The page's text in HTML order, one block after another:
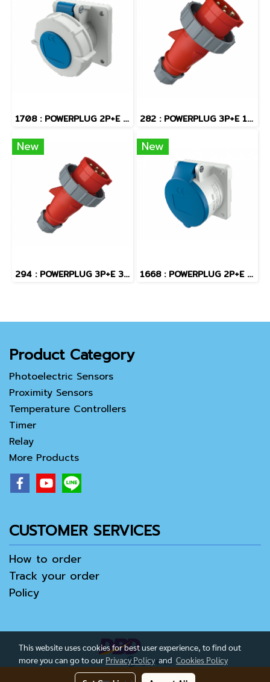
1708 : POWERPLUG 2P+E 16A230Vเมียฝัง(IP67) 282 : POWERPLUG 3P+E 16A400Vผู้(IP67)
New
294 : POWERPLUG 3P+E 32A400Vผู้(IP67)
New
1668 : POWERPLUG 2P+E 16A230Vเมียฝัง(IP44)
Product Category
Photoelectric Sensors
Proximity Sensors
Temperature Controllers
Timer
Relay
More Products
CUSTOMER SERVICES
How to order
Track your order
Policy
This website uses cookies for best user experience, to find out
more you can go to our Privacy Policyand Cookies Policy